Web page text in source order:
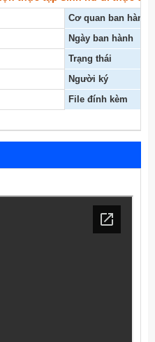
Cơ quan ban hành
Ngày ban hành
Trạng thái
Người ký
File đính kèm